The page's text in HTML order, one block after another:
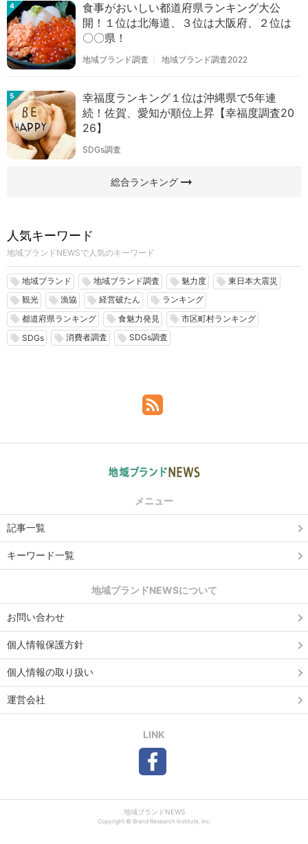
4
食事がおいしい都道府県ランキング大公
開！１位は北海道、３位は大阪府、２位は
〇〇県！
地域ブランド調査 地域ブランド調査2022
5
幸福度ランキング１位は沖縄県で5年連
続！佐賀、愛知が順位上昇【幸福度調査20
26】
SDGs調査
総合ランキングarrow_right_alt
人気キーワード
地域ブランドNEWSで人気のキーワード
local_offer 地域ブランド local_offer 地域ブランド調査 local_offer 魅力度 local_offer 東日本大震災
local_offer 観光 local_offer 漁協 local_offer 経営破たん local_offer ランキング
local_offer 都道府県ランキング local_offer 食魅力発見 local_offer 市区町村ランキング
local_offer SDGs local_offer 消費者調査 local_offer SDGs調査
メニュー
記事一覧
キーワード一覧
地域ブランドNEWSについて
お問い合わせ
個人情報保護方針
個人情報の取り扱い
運営会社
LINK
地域ブランドNEWS
Copyright © Brand Research Institute, Inc.